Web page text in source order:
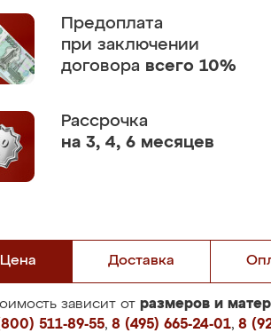
Предоплата
при заключении
договора всего 10%
Рассрочка
на 3, 4, 6 месяцев
Цена Доставка
зависит от размеров и
511-89-55, 8 (495) 665-24-01, 8